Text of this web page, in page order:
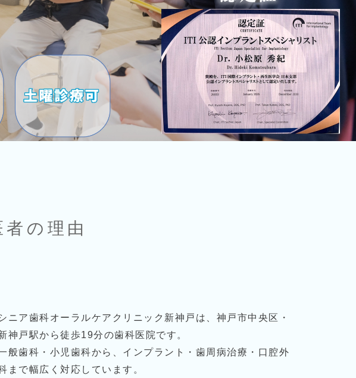
の理由
ニア歯科オーラルケアクリニック新神戸は、神戸市中央区・
神戸駅から徒歩19分の歯科医院です。
般歯科・小児歯科から、インプラント・歯周病治療・口腔外
まで幅広く対応しています。